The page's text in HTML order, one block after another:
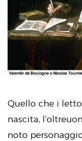
Quello che i
nascita,
noto